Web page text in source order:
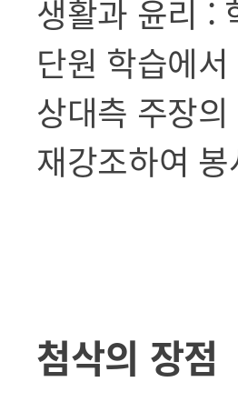
생활과 윤리 :
단원 학습에
상대측 주장
재강조하여
첨삭의 장점